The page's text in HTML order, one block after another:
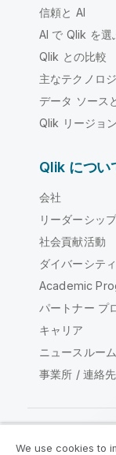
信頼と AI
AI で Qlik を選
Qlik との比較
主なテクノロ
データ ソース
Qlik リージョン
Qlik につい
会社
リーダーシッ
社会貢献活動
ダイバーシティ
Academic
パートナー プ
キャリア
ニュースルーム
事業所 / 連絡先
We use cookies to